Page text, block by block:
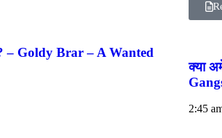
? – Goldy Brar – A Wanted
क्या
2:45